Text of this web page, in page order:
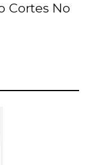
Cortes No